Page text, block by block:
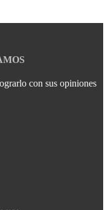
con sus opiniones